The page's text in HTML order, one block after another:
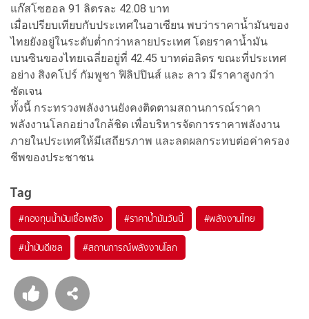
แก๊สโซฮอล 91 ลิตรละ 42.08 บาท
เมื่อเปรียบเทียบกับประเทศในอาเซียน พบว่าราคาน้ำมันของ
ไทยยังอยู่ในระดับต่ำกว่าหลายประเทศ โดยราคาน้ำมัน
เบนซินของไทยเฉลี่ยอยู่ที่ 42.45 บาทต่อลิตร ขณะที่ประเทศ
อย่าง สิงคโปร์ กัมพูชา ฟิลิปปินส์ และ ลาว มีราคาสูงกว่า
ชัดเจน
ทั้งนี้ กระทรวงพลังงานยังคงติดตามสถานการณ์ราคา
พลังงานโลกอย่างใกล้ชิด เพื่อบริหารจัดการราคาพลังงาน
ภายในประเทศให้มีเสถียรภาพ และลดผลกระทบต่อค่าครอง
ชีพของประชาชน
Tag
#กองทุนน้ำมันเชื้อเพลิง #ราคาน้ำมันวันนี้ #พลังงานไทย
#น้ำมันดีเซล #สถานการณ์พลังงานโลก